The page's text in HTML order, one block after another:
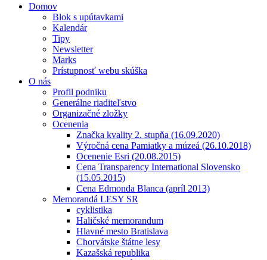
Domov
Blok s upútavkami
Kalendár
Tipy
Newsletter
Marks
Prístupnosť webu skúška
O nás
Profil podniku
Generálne riaditeľstvo
Organizačné zložky
Ocenenia
Značka kvality 2. stupňa (16.09.2020)
Výročná cena Pamiatky a múzeá (26.10.2018)
Ocenenie Esri (20.08.2015)
Cena Transparency International Slovensko
(15.05.2015)
Cena Edmonda Blanca (apríl 2013)
Memorandá LESY SR
cyklistika
Haličské memorandum
Hlavné mesto Bratislava
Chorvátske štátne lesy
Kazašská republika